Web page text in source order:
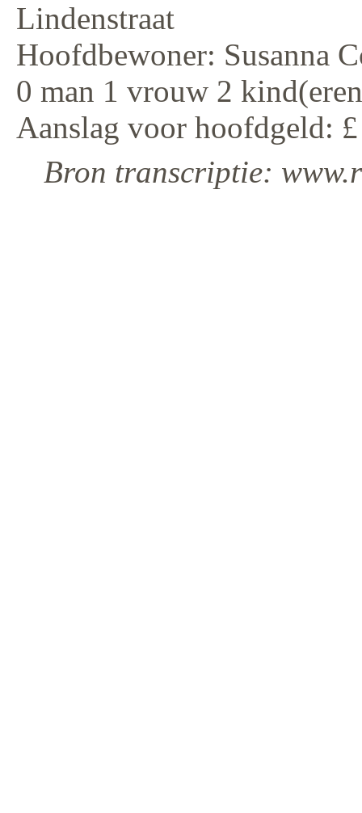
Lindenstraat
Hoofdbewoner: Susanna
0 man 1 vrouw 2
Aanslag voor hoofdgeld:
Bron transcriptie: